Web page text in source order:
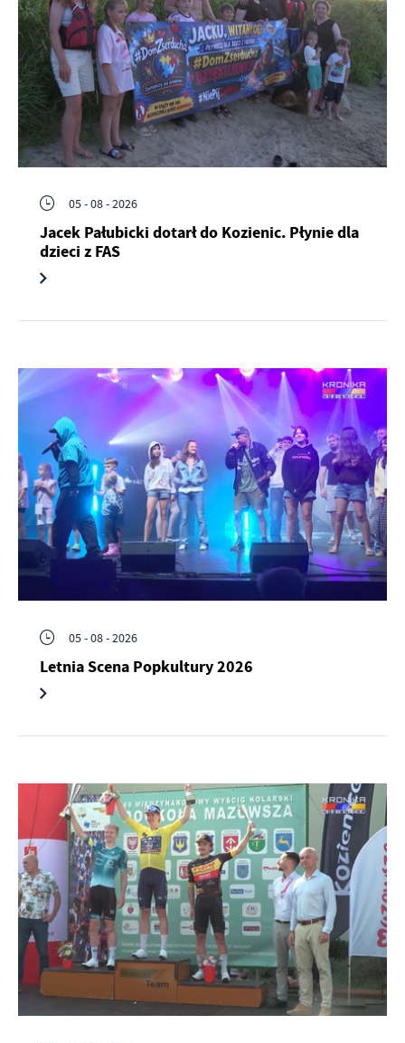
05 - 08 - 2026
Jacek Pałubicki dotarł do Kozienic. Płynie dla
dzieci z FAS
05 - 08 - 2026
Letnia Scena Popkultury 2026
firm będących naszymi partnerami oraz innych dostawców usług.
Firmy te działają w charakterze pośredników prezentujących nasze
treści w postaci wiadomości, ofert, komunikatów mediów
społecznościowych.